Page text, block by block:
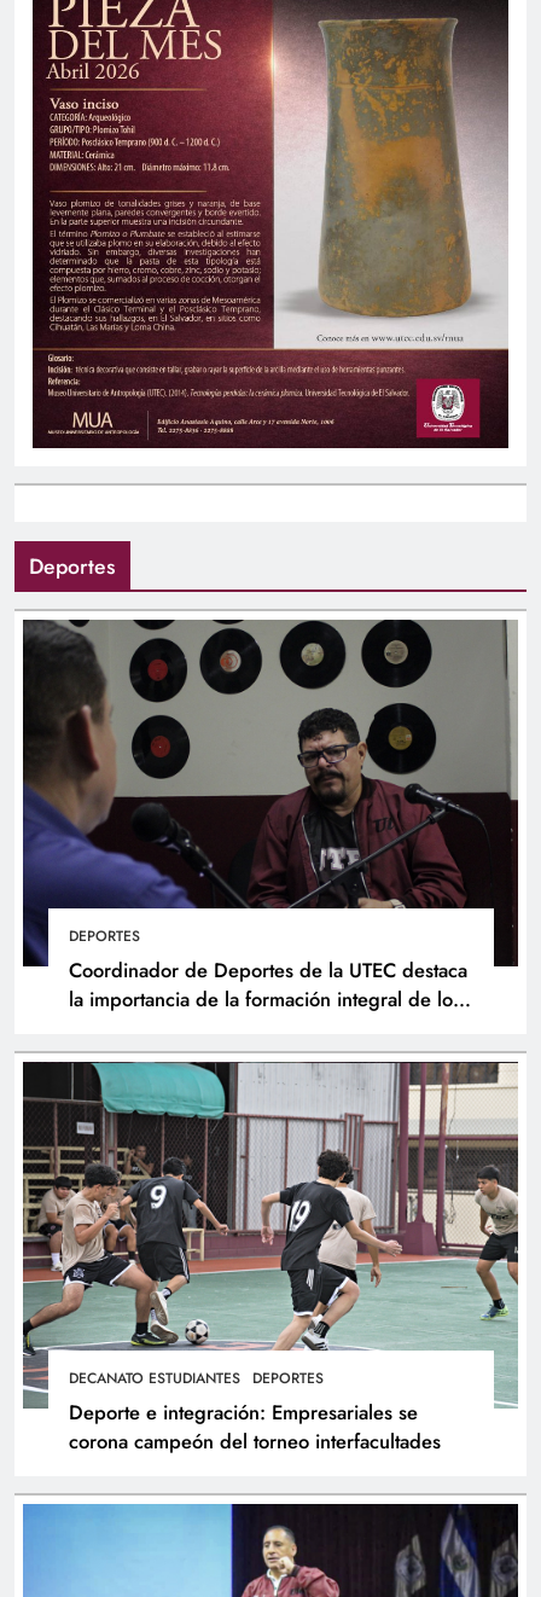
Deportes
DEPORTES
Coordinador de Deportes de la UTEC destaca
la importancia de la formación integral de los
DECANATO ESTUDIANTES DEPORTES
Deporte e integración: Empresariales se
corona campeón del torneo interfacultades